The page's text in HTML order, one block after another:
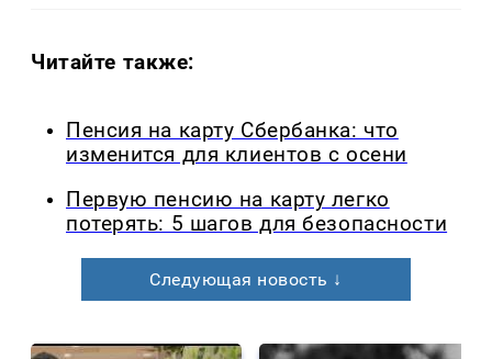
Читайте также:
Пенсия на карту Сбербанка: что
изменится для клиентов с осени
Первую пенсию на карту легко
потерять: 5 шагов для безопасности
Следующая новость ↓